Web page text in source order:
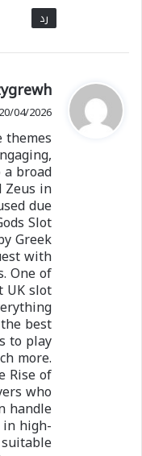
رد
ي
ق
ل
20/04/2026 الساعة 10:53
broad
Zeus in
due
Slot
Greek
with
One of
UK slot
best
to play
more.
Rise of
who
handle
high-